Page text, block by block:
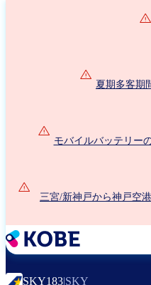
夏期多客期
モバイルバッテリー
三宮/新神戸から神戸空
SKY183|SKY